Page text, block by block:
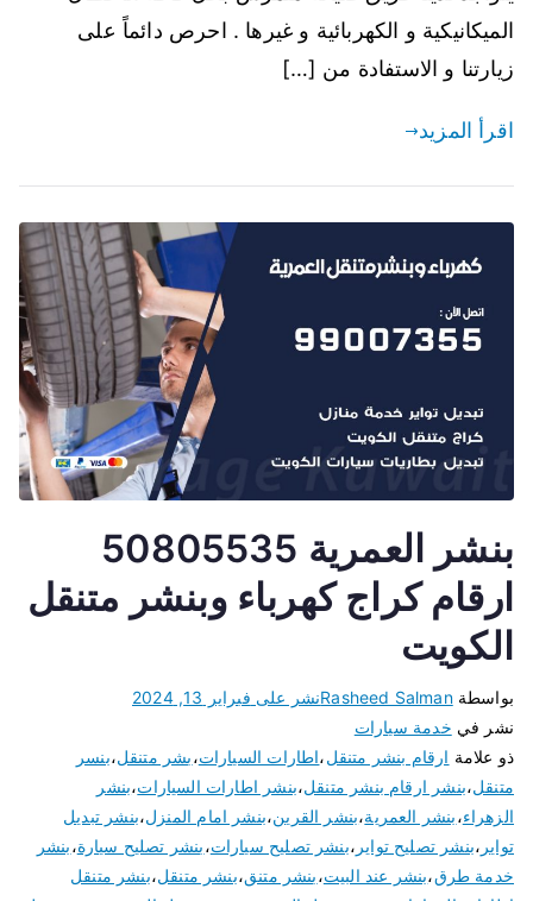
الميكانيكية و الكهربائية و غيرها . احرص دائماً على
زيارتنا و الاستفادة من […]
اقرأ المزيد
بنشر العمرية 50805535
ارقام كراج كهرباء وبنشر متنقل
الكويت
بواسطةRasheed Salmanنشر على فبراير 13, 2024
نشر في خدمة سيارات
ذو علامة ارقام بنشر متنقل،اطارات السيارات،بشر متنقل،بنسر
متنقل،بنشر ارقام بنشر متنقل،بنشر اطارات السيارات،بنشر
الزهراء،بنشر العمرية،بنشر القرين،بنشر امام المنزل،بنشر تبديل
تواير ،بنشر تصليح تواير ،بنشر تصليح سيارات،بنشر تصليح سيارة،بنشر
خدمة طرق،بنشر عند البيت،بنشر متنق،بنشر متنقل،بنشر متنقل